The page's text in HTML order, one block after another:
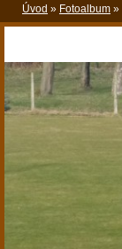
Úvod » Fotoalbum »